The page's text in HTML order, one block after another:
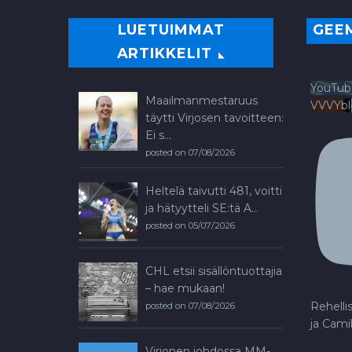
LUETUIMMAT
ARTIKKELIT
Maailmanmestaruus
täytti Virjosen tavoitteen:
Ei s...
posted on 07/08/2026
Heltelä taivutti 481, voitti
ja hätyytteli SE:tä A...
posted on 05/07/2026
CHL etsii sisällöntuottajia
– hae mukaan!
posted on 07/08/2026
ja